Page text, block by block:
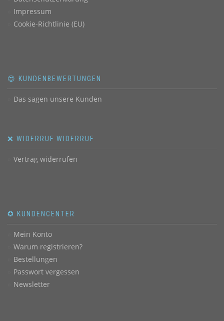
Impressum
Cookie-Richtlinie (EU)
😍 KUNDENBEWERTUNGEN
Das sagen unsere Kunden
❌ WIDERRUF WIDERRUF
Vertrag widerrufen
✪ KUNDENCENTER
Mein Konto
Warum registrieren?
Bestellungen
Passwort vergessen
Newsletter